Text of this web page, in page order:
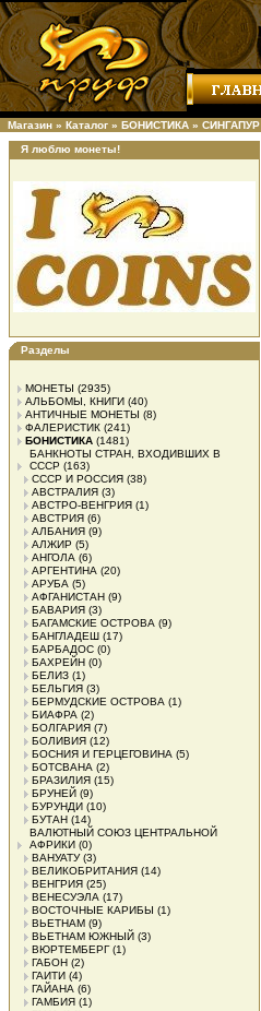
Магазин » Каталог » БОНИСТИКА » СИНГАПУР
Я люблю монеты!
Разделы
МОНЕТЫ (2935)
АЛЬБОМЫ, КНИГИ (40)
АНТИЧНЫЕ МОНЕТЫ (8)
ФАЛЕРИСТИК (241)
БОНИСТИКА (1481)
БАНКНОТЫ СТРАН, ВХОДИВШИХ В
СССР (163)
СССР И РОССИЯ (38)
АВСТРАЛИЯ (3)
АВСТРО-ВЕНГРИЯ (1)
АВСТРИЯ (6)
АЛБАНИЯ (9)
АЛЖИР (5)
АНГОЛА (6)
АРГЕНТИНА (20)
АРУБА (5)
АФГАНИСТАН (9)
БАВАРИЯ (3)
БАГАМСКИЕ ОСТРОВА (9)
БАНГЛАДЕШ (17)
БАРБАДОС (0)
БАХРЕЙН (0)
БЕЛИЗ (1)
БЕЛЬГИЯ (3)
БЕРМУДСКИЕ ОСТРОВА (1)
БИАФРА (2)
БОЛГАРИЯ (7)
БОЛИВИЯ (12)
БОСНИЯ И ГЕРЦЕГОВИНА (5)
БОТСВАНА (2)
БРАЗИЛИЯ (15)
БРУНЕЙ (9)
БУРУНДИ (10)
БУТАН (14)
ВАЛЮТНЫЙ СОЮЗ ЦЕНТРАЛЬНОЙ
АФРИКИ (0)
ВАНУАТУ(3)
ВЕЛИКОБРИТАНИЯ (14)
ВЕНГРИЯ (25)
ВЕНЕСУЭЛА (17)
ВОСТОЧНЫЕ КАРИБЫ (1)
ВЬЕТНАМ (9)
ВЬЕТНАМ ЮЖНЫЙ (3)
ВЮРТЕМБЕРГ(1)
ГАБОН (2)
ГАИТИ (4)
ГАЙАНА (6)
ГАМБИЯ (1)